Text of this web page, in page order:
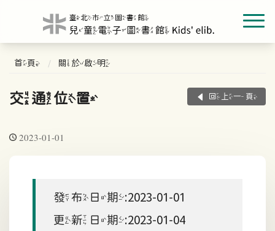
首頁 關於啟明
交通位置 回上一頁
2023-01-01
發布日期:2023-01-01
更新日期:2023-01-04